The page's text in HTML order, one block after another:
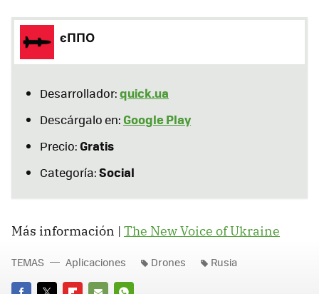
єППО
Desarrollador:quick.ua
Descárgalo en: Google Play
Precio:Gratis
Categoría:Social
Más información | The New Voice of Ukraine
TEMAS Aplicaciones Drones Rusia